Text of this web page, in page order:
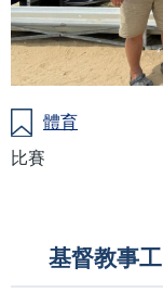
體育
比賽
Main
navigation
基督教事工